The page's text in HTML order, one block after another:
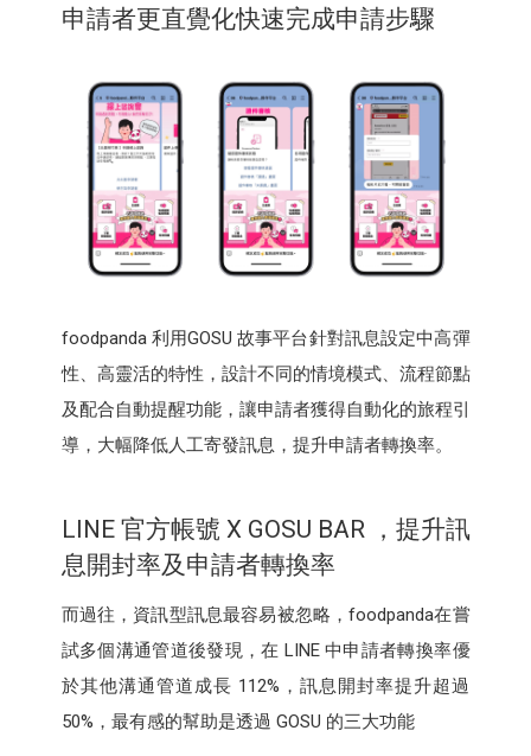
申請者更直覺化快速完成申請步驟
foodpanda 利用GOSU 故事平台針對訊息設定中高彈
性、高靈活的特性，設計不同的情境模式、流程節點
及配合自動提醒功能，讓申請者獲得自動化的旅程引
導，大幅降低人工寄發訊息，提升申請者轉換率。
LINE 官方帳號 X GOSU BAR ，提升訊
息開封率及申請者轉換率
而過往，資訊型訊息最容易被忽略，foodpanda在嘗
試多個溝通管道後發現，在 LINE 中申請者轉換率優
於其他溝通管道成長 112%，訊息開封率提升超過
50%，最有感的幫助是透過 GOSU 的三大功能